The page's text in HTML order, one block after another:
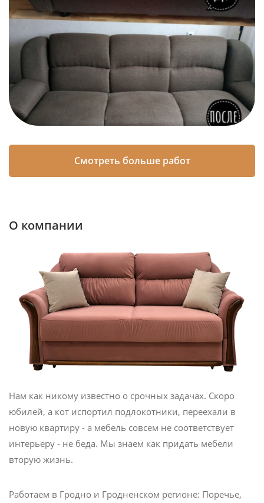
Смотреть больше работ
О компании
Нам как никому известно о срочных задачах. Скоро
юбилей, а кот испортил подлокотники, переехали в
новую квартиру - а мебель совсем не соответствует
интерьеру - не беда. Мы знаем как придать мебели
вторую жизнь.
Работаем в Гродно и Гродненском регионе: Поречье,